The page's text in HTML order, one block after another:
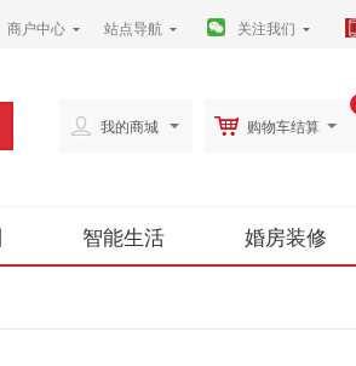
商户中心 站点导航 关注我们
购物车结算
我的商城
智能生活 婚房装修